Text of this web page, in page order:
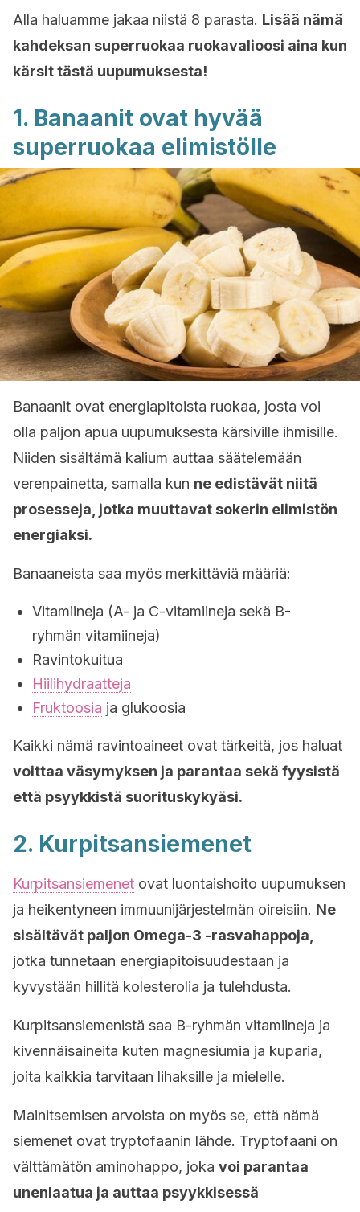
Alla haluamme jakaa niistä 8 parasta. Lisää nämä
kahdeksan superruokaa ruokavalioosi aina kun
kärsit tästä uupumuksesta!
1. Banaanit ovat hyvää
superruokaa elimistölle
Banaanit ovat energiapitoista ruokaa, josta voi
olla paljon apua uupumuksesta kärsiville ihmisille.
Niiden sisältämä kalium auttaa säätelemään
verenpainetta, samalla kun ne edistävät niitä
prosesseja, jotka muuttavat sokerin elimistön
energiaksi.
Banaaneista saa myös merkittäviä määriä:
Vitamiineja (A- ja C-vitamiineja sekä B-
ryhmän vitamiineja)
Ravintokuitua
Hiilihydraatteja
Fruktoosia ja glukoosia
Kaikki nämä ravintoaineet ovat tärkeitä, jos haluat
voittaa väsymyksen ja parantaa sekä fyysistä
että psyykkistä suorituskykyäsi.
2. Kurpitsansiemenet
Kurpitsansiemenet ovat luontaishoito uupumuksen
ja heikentyneen immuunijärjestelmän oireisiin. Ne
sisältävät paljon Omega-3 -rasvahappoja,
jotka tunnetaan energiapitoisuudestaan ja
kyvystään hillitä kolesterolia ja tulehdusta.
Kurpitsansiemenistä saa B-ryhmän vitamiineja ja
kivennäisaineita kuten magnesiumia ja kuparia,
joita kaikkia tarvitaan lihaksille ja mielelle.
Mainitsemisen arvoista on myös se, että nämä
siemenet ovat tryptofaanin lähde. Tryptofaani on
välttämätön aminohappo, joka voi parantaa
unenlaatua ja auttaa psyykkisessä